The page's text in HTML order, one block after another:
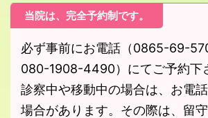
当院は、完全予約制です。
必ず事前にお電話（0865-69-
080-1908-4490）にてご予約下
診察中や移動中の場合は、お電
場合があります。その際は、留